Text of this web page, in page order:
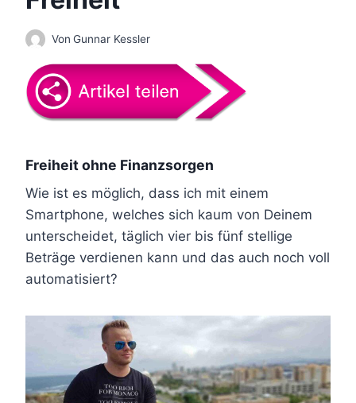
Von Gunnar Kessler
Freiheit ohne Finanzsorgen
Wie ist es möglich, dass ich mit einem
Smartphone, welches sich kaum von Deinem
unterscheidet, täglich vier bis fünf stellige
Beträge verdienen kann und das auch noch voll
automatisiert?